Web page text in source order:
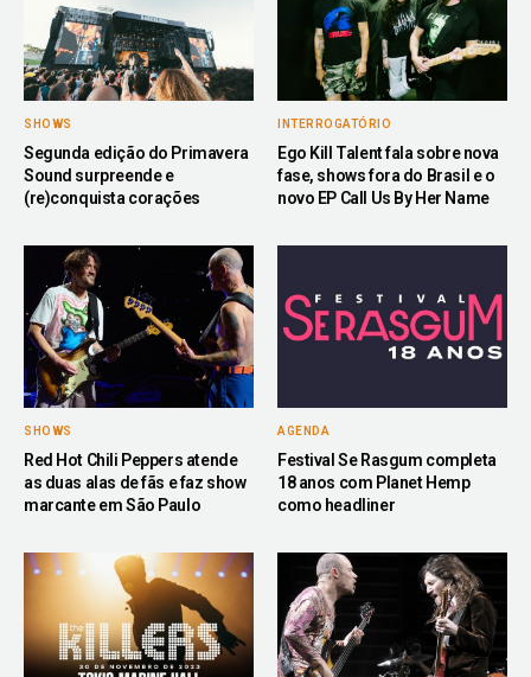
SHOWS
Segunda edição do Primavera
Sound surpreende e
(re)conquista corações
INTERROGATÓRIO
Ego Kill Talent fala sobre nova
fase, shows fora do Brasil e o
novo EP Call Us By Her Name
SHOWS
Red Hot Chili Peppers atende
as duas alas de fãs e faz show
marcante em São Paulo
AGENDA
Festival Se Rasgum completa
18 anos com Planet Hemp
como headliner